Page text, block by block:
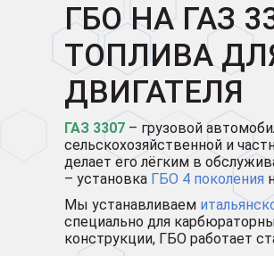
ГБО НА ГАЗ
ТОПЛИВА
ДВИГАТЕЛЯ
ГАЗ 3307 – грузовой
сельскохозяйственной и
делает его лёгким в
– установка ГБО 4 поколения
Мы устанавливаем
специально для
конструкции, ГБО работает